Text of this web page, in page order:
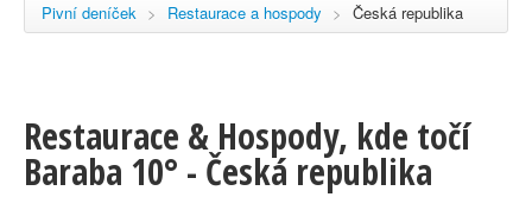
Pivní deníček > Restaurace a hospody > Česká republika
Restaurace & Hospody, kde točí
Baraba 10° - Česká republika